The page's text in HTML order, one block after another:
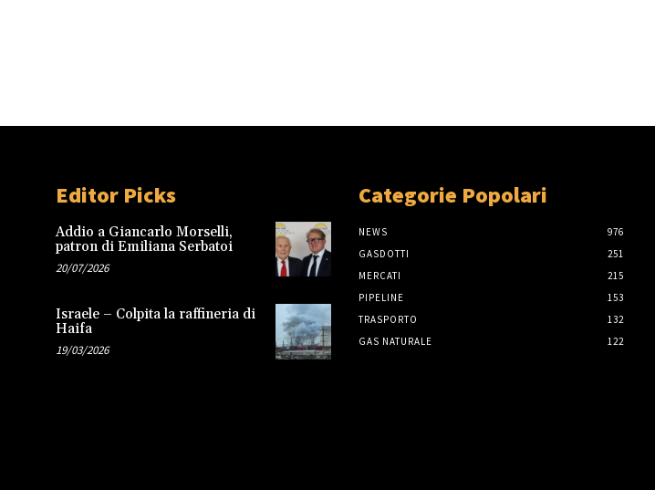
Editor Picks
Addio a Giancarlo Morselli,
patron di Emiliana Serbatoi
20/07/2026
Israele – Colpita la raffineria di
Haifa
19/03/2026
Categorie Popolari
NEWS
976
GASDOTTI
251
MERCATI
215
PIPELINE
153
TRASPORTO
132
GAS NATURALE
122